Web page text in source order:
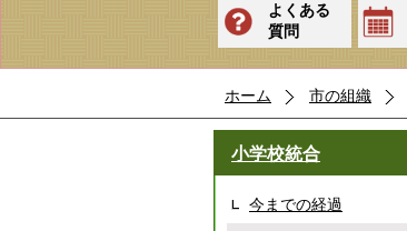
よくある
質問
ホーム 市の組織
小学校統合
今までの経過